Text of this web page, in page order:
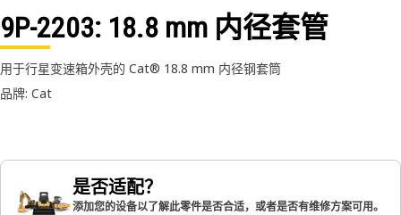
9P-2203: 18.8 mm 内径套管
用于行星变速箱外壳的 Cat® 18.8 mm 内径钢套筒
品牌: Cat
是否适配？
添加您的设备以了解此零件是否合适，或者是否有维修方案可用。